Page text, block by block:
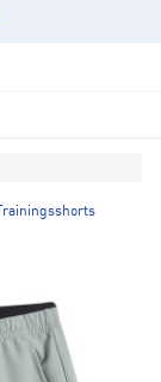
Trainingsshorts